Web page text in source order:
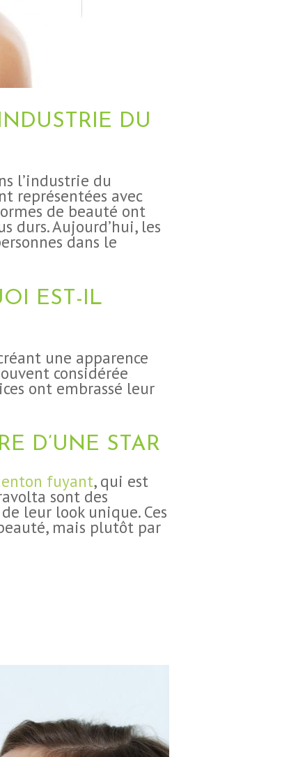
DU
l’industrie du
représentées avec
de beauté ont
durs. Aujourd’hui, les
dans le
EST-IL
une apparence
considérée
ont embrassé leur
D’UNE STAR
fuyant, qui est
sont des
leur look unique. Ces
mais plutôt par